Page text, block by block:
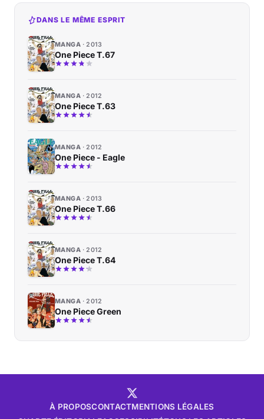
DANS LE MÊME ESPRIT
MANGA 2013
One Piece T.67
MANGA 2012
One Piece T.63
MANGA 2012
One Piece - Eagle
MANGA 2013
One Piece T.66
MANGA 2012
One Piece T.64
MANGA 2012
One Piece Green
À PROPOSCONTACTMENTIONS LÉGALES